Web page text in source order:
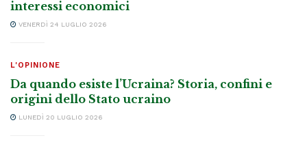
interessi economici
VENERDÌ 24 LUGLIO 2026
L'OPINIONE
Da quando esiste l’Ucraina? Storia, confini e
origini dello Stato ucraino
LUNEDÌ 20 LUGLIO 2026